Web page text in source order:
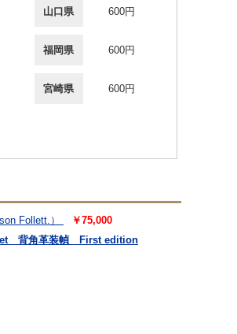
山口県 600円
福岡県 600円
宮崎県 600円
Follett.）
￥75,000
背角革装幀 First edition